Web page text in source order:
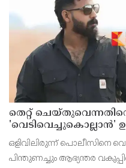
തെറ്റ്
'വെടിവെച്ചുകൊല്ലാന്‍'
സംഘപരിവാറിൻ്റെ
യുപിയോ ബിഹാറോ
പിന്തുണച്ച് ആകാശ്
ഒളിവിലിരുന്ന് പൊലീസിനെ
പിന്തുണച്ചും ആഭ്യന്തര